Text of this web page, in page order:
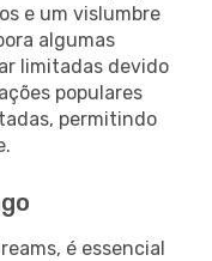
e um vislumbre
algumas
limitadas devido
populares
permitindo
é essencial